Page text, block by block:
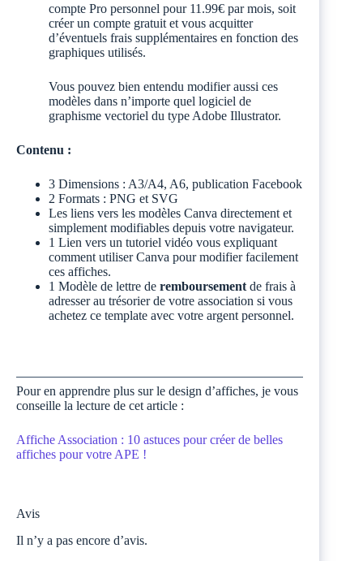
compte Pro personnel pour 11.99€ par mois, soit
créer un compte gratuit et vous acquitter
d’éventuels frais supplémentaires en fonction des
graphiques utilisés.
Vous pouvez bien entendu modifier aussi ces
modèles dans n’importe quel logiciel de
graphisme vectoriel du type Adobe Illustrator.
Contenu :
3 Dimensions : A3/A4, A6, publication Facebook
2 Formats : PNG et SVG
Les liens vers les modèles Canva directement et
simplement modifiables depuis votre navigateur.
1 Lien vers un tutoriel vidéo vous expliquant
comment utiliser Canva pour modifier facilement
ces affiches.
1 Modèle de lettre de remboursement de frais à
adresser au trésorier de votre association si vous
achetez ce template avec votre argent personnel.
Pour en apprendre plus sur le design d’affiches, je vous
conseille la lecture de cet article :
Affiche Association : 10 astuces pour créer de belles
affiches pour votre APE !
Avis
Il n’y a pas encore d’avis.